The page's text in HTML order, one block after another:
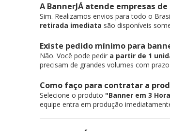
A BannerJÁ atende empresas
Sim. Realizamos envios para todo o
retirada imediata são disponíveis
Existe pedido mínimo para
Não. Você pode pedir a partir de 1
precisam de grandes volumes com
Como faço para contratar a
Selecione o produto "Banner em 3
equipe entra em produção